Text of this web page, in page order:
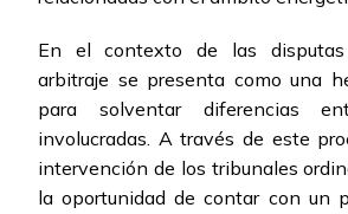
En el contexto de las disputas
arbitraje se presenta como una
para solventar diferencias
involucradas. A través de este
intervención de los tribunales
la oportunidad de contar con un